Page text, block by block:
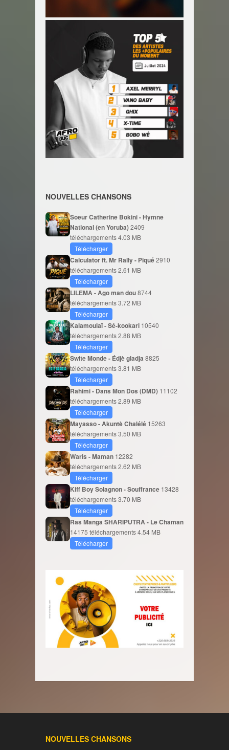
NOUVELLES CHANSONS
Soeur Catherine Bokini - Hymne
National (en Yoruba)2409
téléchargements4.03 MB
Télécharger
Calculator ft. Mr Rally - Piqué2910
téléchargements2.61 MB
Télécharger
LILEMA - Ago man dou8744
téléchargements3.72 MB
Télécharger
Kalamoulaï - Sé-kookari 10540
téléchargements2.88 MB
Télécharger
Swite Monde - Édjè gladja 8825
téléchargements3.81 MB
Télécharger
Rahimi - Dans Mon Dos (DMD) 11102
téléchargements2.89 MB
Télécharger
Mayasso - Akuntè Chalélé 15263
téléchargements3.50 MB
Télécharger
Waris - Maman 12282
téléchargements2.62 MB
Télécharger
Kiff Boy Solagnon - Souffrance 13428
téléchargements3.70 MB
Télécharger
Ras Manga SHARIPUTRA - Le Chaman
14175 téléchargements4.54 MB
Télécharger
NOUVELLES CHANSONS